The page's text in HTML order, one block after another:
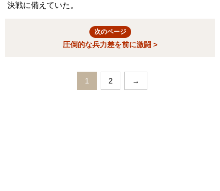
決戦に備えていた。
次のページ
圧倒的な兵力差を前に激闘 >
1 2 →